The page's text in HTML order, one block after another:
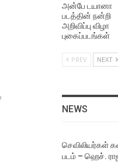
அன்பே டயானா
படத்தின் நன்றி
அறிவிப்பு விழா
புகைப்படங்கள்
PREV NEXT
NEWS
செவிலியர்கள்
படம் – ஹெச்.
சன்ஸ்’ படத்தின் ‘தி ஒன் ரூல்’
பாடல் வெளியீடு!
இயக்குநர் மோகன் ராஜா
இயக்கத்தில் நடிக்கும்